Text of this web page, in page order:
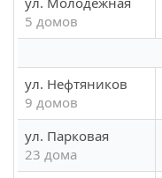
5 домов
ул. Нефтяников
9 домов
ул. Парковая
23 дома